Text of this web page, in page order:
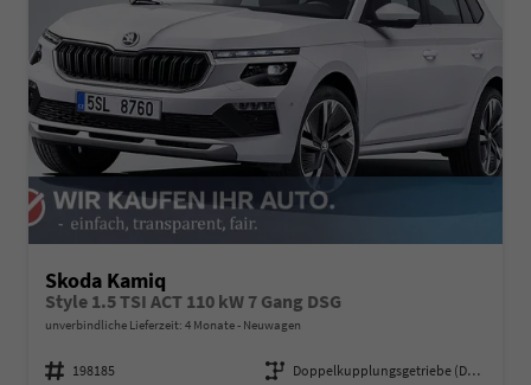
Skoda Kamiq
Style 1.5 TSI ACT 110 kW 7 Gang DSG
unverbindliche Lieferzeit: 4 Monate Neuwagen
Fahrzeugnummer 198185 Getriebe
Doppelkupplungsgetriebe (DSG)